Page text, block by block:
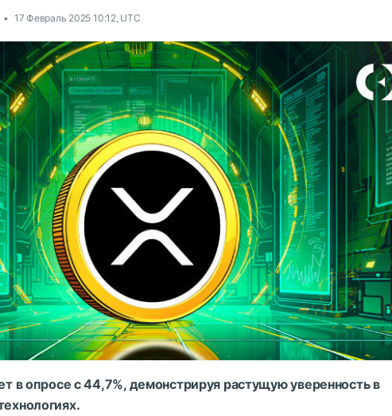
17 Февраль 2025 10:12, UTC
в опросе с 44,7%, демонстрируя растущую уверенность в